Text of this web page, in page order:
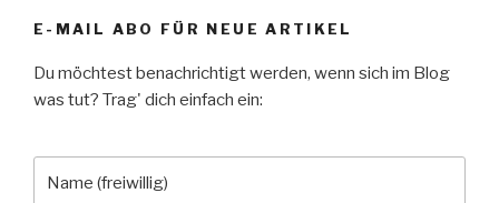
E-MAIL ABO FÜR NEUE ARTIKEL
Du möchtest benachrichtigt werden, wenn sich im Blog
was tut? Trag' dich einfach ein: